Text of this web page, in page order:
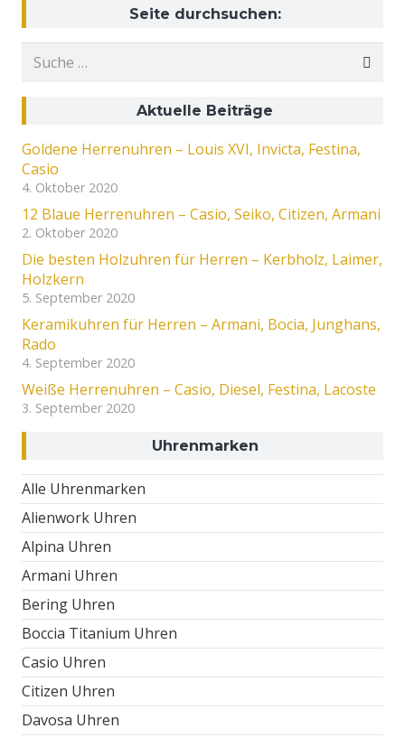
Seite durchsuchen:
nach:
Aktuelle Beiträge
Goldene Herrenuhren – Louis XVI, Invicta, Festina,
Casio
4. Oktober 2020
12 Blaue Herrenuhren – Casio, Seiko, Citizen, Armani
2. Oktober 2020
Die besten Holzuhren für Herren – Kerbholz, Laimer,
Holzkern
5. September 2020
Keramikuhren für Herren – Armani, Bocia, Junghans,
Rado
4. September 2020
Weiße Herrenuhren – Casio, Diesel, Festina, Lacoste
3. September 2020
Uhrenmarken
Alle Uhrenmarken
Alienwork Uhren
Alpina Uhren
Armani Uhren
Bering Uhren
Boccia Titanium Uhren
Casio Uhren
Citizen Uhren
Davosa Uhren